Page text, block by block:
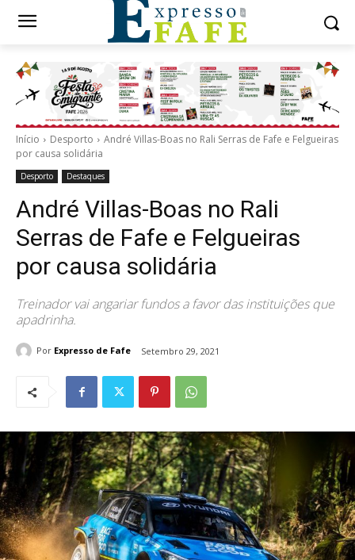
Início Desporto
André Villas-Boas no Rali Serras de Fafe e Felgueiras
por causa solidária
Desporto Destaques
André Villas-Boas no Rali
Serras de Fafe e Felgueiras
por causa solidária
Treinador vai angariar fundos a favor das instituições que
apadrinha.
Por Expresso de Fafe Setembro 29, 2021